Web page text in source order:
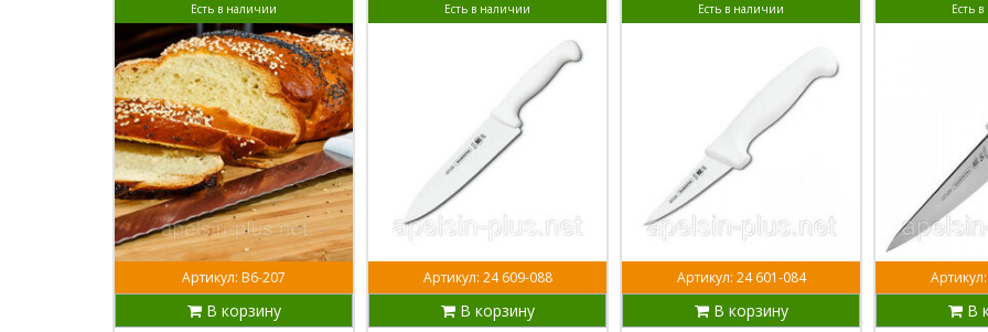
Есть в наличии
Артикул: В6-207
В корзину
Есть в наличии
Артикул: 24 609-088
В корзину
Есть в наличии
Артикул: 24 601-084
В корзину
Есть
В